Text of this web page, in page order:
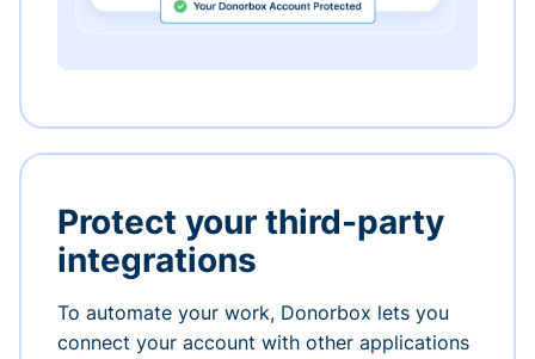
Protect your third-party
integrations
To automate your work, Donorbox lets you
connect your account with other applications